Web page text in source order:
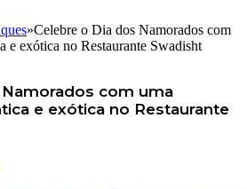
»Celebre o Dia dos Namorados com
e exótica no Restaurante Swadisht
com uma
e exótica no Restaurante